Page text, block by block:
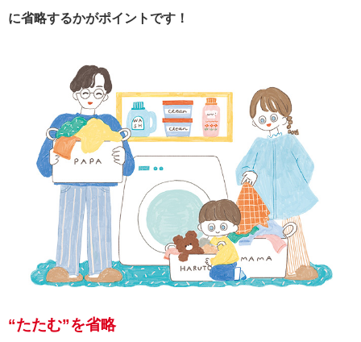
に省略するかがポイントです！
“たたむ”を省略